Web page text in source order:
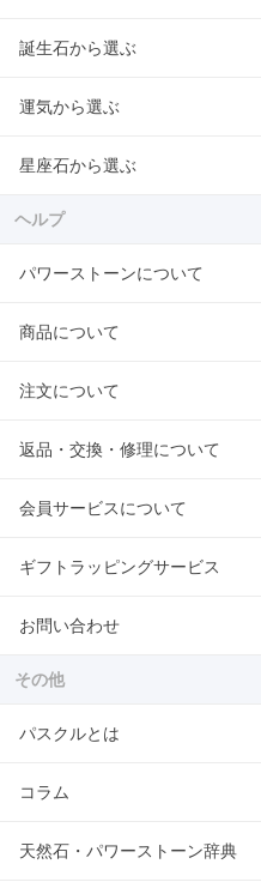
誕生石から選ぶ
運気から選ぶ
星座石から選ぶ
ヘルプ
パワーストーンについて
商品について
注文について
返品・交換・修理について
会員サービスについて
ギフトラッピングサービス
お問い合わせ
その他
パスクルとは
コラム
天然石・パワーストーン辞典